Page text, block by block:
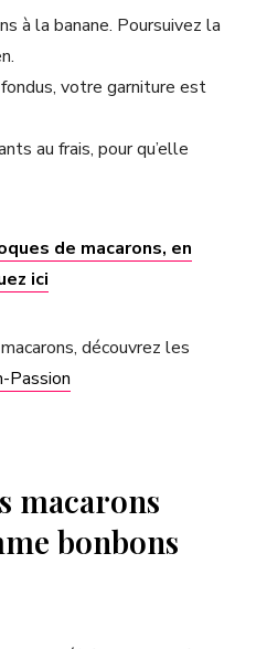
à la banane. Poursuivez la
votre garniture est
au frais, pour qu’elle
de macarons, en
ici
découvrez les
Passion
macarons
bonbons